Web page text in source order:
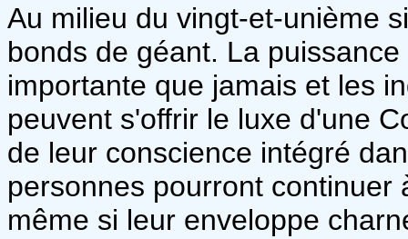
Au milieu du vingt-et-unième
bonds de géant. La
importante que jamais et les
peuvent s'offrir le luxe d'une
de leur conscience intégré
personnes pourront
même si leur enveloppe